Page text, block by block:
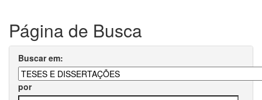
Página de Busca
Buscar em:
por